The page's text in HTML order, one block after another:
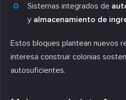
Sistemas integrados de
y almacenamiento de
Estos bloques plantean nuevos
interesa construir colonias
autosuficientes.